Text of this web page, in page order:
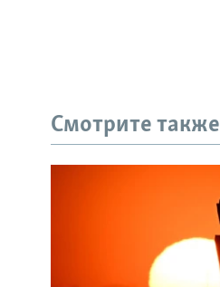
Смотрите также